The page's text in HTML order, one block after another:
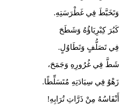
وَتَخَبَّطَ فِي غَطْرَسَتِهِ.
كَبُرَ كِبْرِيَاؤُهُ وَشَطَحَ
فِي تَصَلُّفٍ وَتَطَاوُلٍ.
شَطَّ فِي غُرُورِهِ وَجَمَحَ،
زَهْوٌ فِي سِيَادَتِهِ مُتَسَلِّطًا.
أَنْفَاسُهُ مِنْ ذَرَّاتِ تُرَابِهِ!